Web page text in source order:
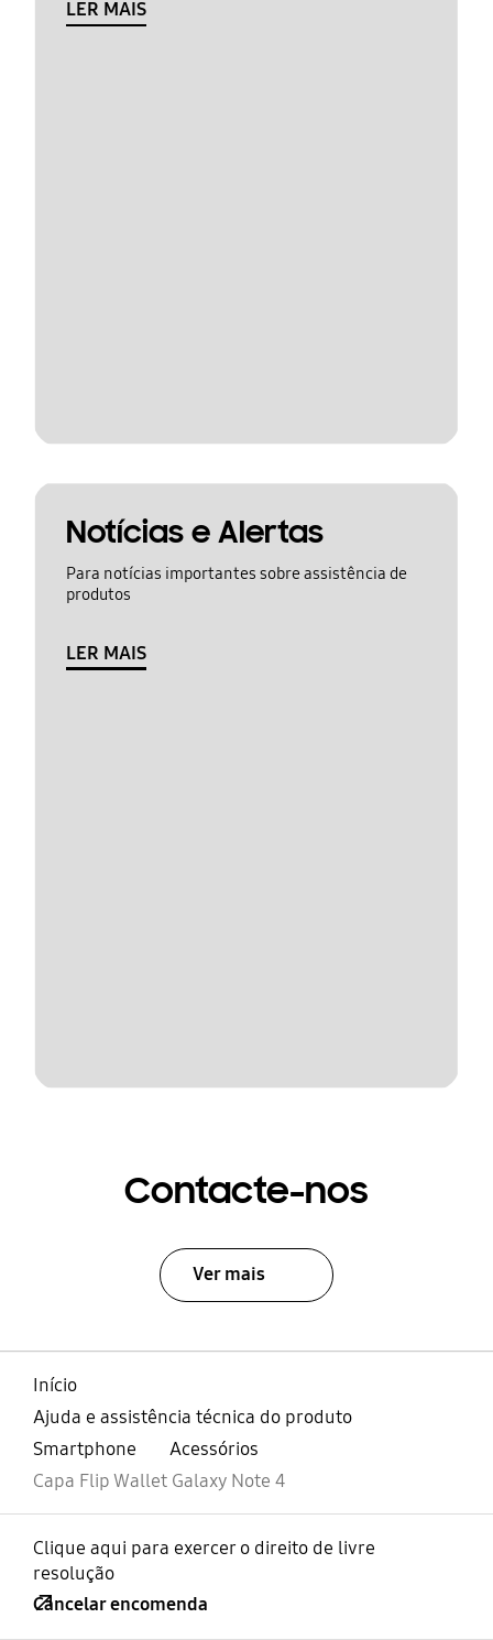
LER MAIS
Notícias e Alertas
Para notícias importantes sobre assistência de
produtos
LER MAIS
Contacte-nos
Ver mais
Início
Ajuda e assistência técnica do produto
Smartphone
Acessórios
Capa Flip Wallet Galaxy Note 4
Clique aqui para exercer o direito de livre
resolução
Cancelar encomenda